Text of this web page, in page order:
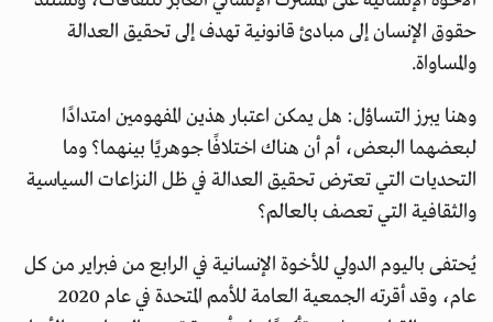
حقوق الإنسان إلى مبادئ قانونية تهدف إلى تحقيق العدالة
والمساواة.
وهنا يبرز التساؤل: هل يمكن اعتبار هذين المفهومين امتدادًا
لبعضهما البعض، أم أن هناك اختلافًا جوهريًا بينهما؟ وما
التحديات التي تعترض تحقيق العدالة في ظل النزاعات السياسية
والثقافية التي تعصف بالعالم؟
يُحتفى باليوم الدولي للأخوة الإنسانية في الرابع من فبراير من كل
عام، وقد أقرته الجمعية العامة للأمم المتحدة في عام 2020